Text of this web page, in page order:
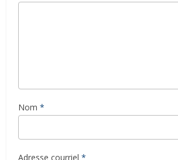
Nom *
Adresse courriel *